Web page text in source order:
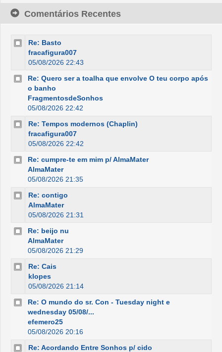
Comentários Recentes
Re: Basto
fracafigura007
05/08/2026 22:43
Re: Quero ser a toalha que envolve O teu corpo após
o banho
FragmentosdeSonhos
05/08/2026 22:42
Re: Tempos modernos (Chaplin)
fracafigura007
05/08/2026 22:42
Re: cumpre-te em mim p/ AlmaMater
AlmaMater
05/08/2026 21:35
Re: contigo
AlmaMater
05/08/2026 21:31
Re: beijo nu
AlmaMater
05/08/2026 21:29
Re: Cais
klopes
05/08/2026 21:14
Re: O mundo do sr. Con - Tuesday night e
wednesday 05/08/...
efemero25
05/08/2026 20:16
Re: Acordando Entre Sonhos p/ cido